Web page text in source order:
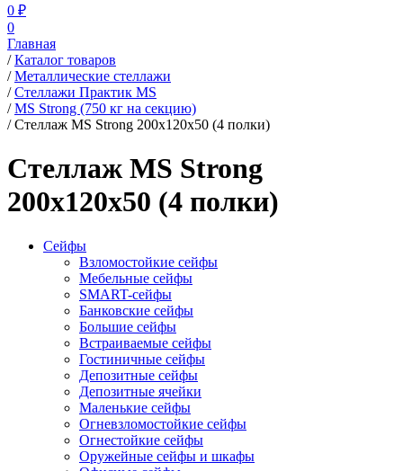
0 ₽
0
Главная
/ Каталог товаров
/ Металлические стеллажи
/ Стеллажи Практик MS
/ MS Strong (750 кг на секцию)
/ Стеллаж MS Strong 200x120x50 (4 полки)
Стеллаж MS Strong
200x120x50 (4 полки)
Сейфы
Взломостойкие сейфы
Мебельные сейфы
SMART-сейфы
Банковские сейфы
Большие сейфы
Встраиваемые сейфы
Гостиничные сейфы
Депозитные сейфы
Депозитные ячейки
Маленькие сейфы
Огневзломостойкие сейфы
Огнестойкие сейфы
Оружейные сейфы и шкафы